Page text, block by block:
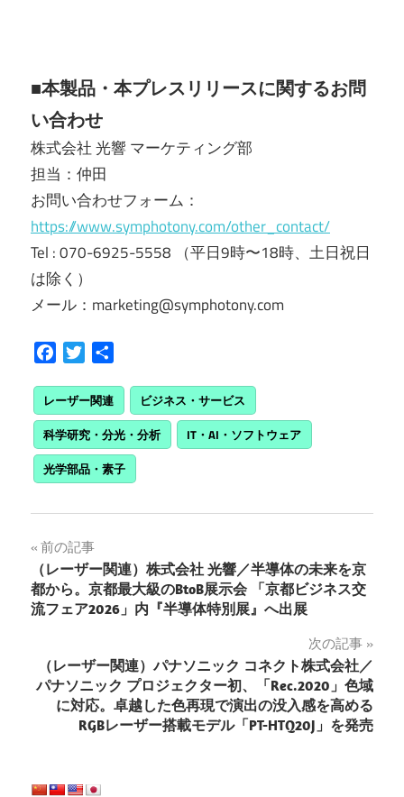
■本製品・本プレスリリースに関するお問
い合わせ
株式会社 光響 マーケティング部
担当：仲田
お問い合わせフォーム：
https://www.symphotony.com/other_contact/
Tel : 070-6925-5558 （平日9時〜18時、土日祝日
は除く）
メール：marketing@symphotony.com
FacebookTwitter
レーザー関連
ビジネス・サービス
科学研究・分光・分析
IT・AI・ソフトウェア
光学部品・素子
投
稿
ナ
ビ
ゲ
前の記事
（レーザー関連）株式会社 光響／半導体の未来を京
都から。京都最大級のBtoB展示会 「京都ビジネス交
流フェア2026」内『半導体特別展』へ出展
次の記事
（レーザー関連）パナソニック コネクト株式会社／
パナソニック プロジェクター初、「Rec.2020」色域
に対応。卓越した色再現で演出の没入感を高める
RGBレーザー搭載モデル「PT-HTQ20J」を発売